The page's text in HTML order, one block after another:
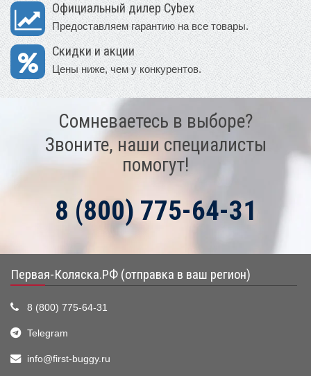
Официальный дилер Cybex
Предоставляем гарантию на все товары.
Скидки и акции
Цены ниже, чем у конкурентов.
Сомневаетесь в выборе?
Звоните, наши специалисты
помогут!
8 (800) 775-64-31
Первая-Коляска.РФ (отправка в ваш регион)
8 (800) 775-64-31
Telegram
info@first-buggy.ru